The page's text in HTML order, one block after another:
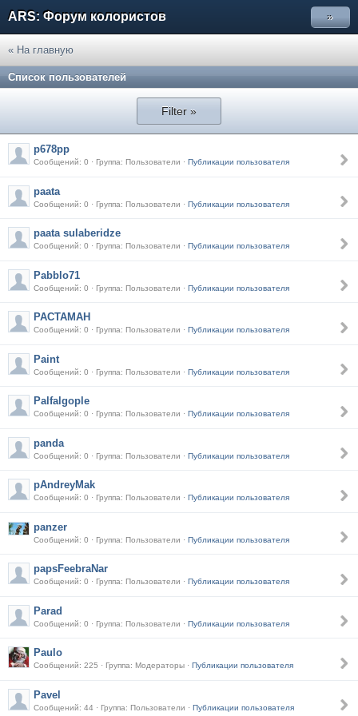
ARS: Форум колористов »
« На главную
Список пользователей
Filter »
p678pp
Сообщений: 0 · Группа: Пользователи · Публикации пользователя
paata
Сообщений: 0 · Группа: Пользователи · Публикации пользователя
paata sulaberidze
Сообщений: 0 · Группа: Пользователи · Публикации пользователя
Pabblo71
Сообщений: 0 · Группа: Пользователи · Публикации пользователя
PACTAMAH
Сообщений: 0 · Группа: Пользователи · Публикации пользователя
Paint
Сообщений: 0 · Группа: Пользователи · Публикации пользователя
Palfalgople
Сообщений: 0 · Группа: Пользователи · Публикации пользователя
panda
Сообщений: 0 · Группа: Пользователи · Публикации пользователя
pAndreyMak
Сообщений: 0 · Группа: Пользователи · Публикации пользователя
panzer
Сообщений: 0 · Группа: Пользователи · Публикации пользователя
papsFeebraNar
Сообщений: 0 · Группа: Пользователи · Публикации пользователя
Parad
Сообщений: 0 · Группа: Пользователи · Публикации пользователя
Paulo
Сообщений: 225 · Группа: Модераторы · Публикации пользователя
Pavel
Сообщений: 44 · Группа: Пользователи · Публикации пользователя